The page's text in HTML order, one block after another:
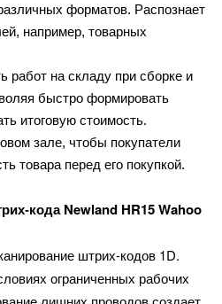
форматов. Распознает
например, товарных
работ на складу при сборке и
быстро формировать
итоговую стоимость.
зале, чтобы покупатели
товара перед его покупкой.
кода Newland HR15 Wahoo
штрих-кодов 1D.
ограниченных рабочих